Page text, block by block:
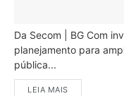
Da Secom | BG Com
planejamento para
pública...
LEIA MAIS